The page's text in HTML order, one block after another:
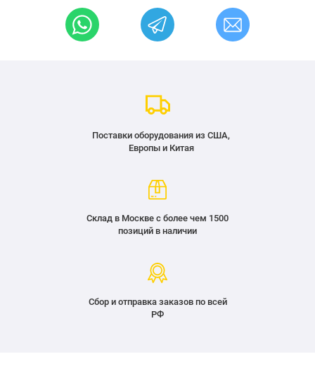
Поставки оборудования из США,
Европы и Китая
Склад в Москве с более чем 1500
позиций в наличии
Сбор и отправка заказов по всей
РФ